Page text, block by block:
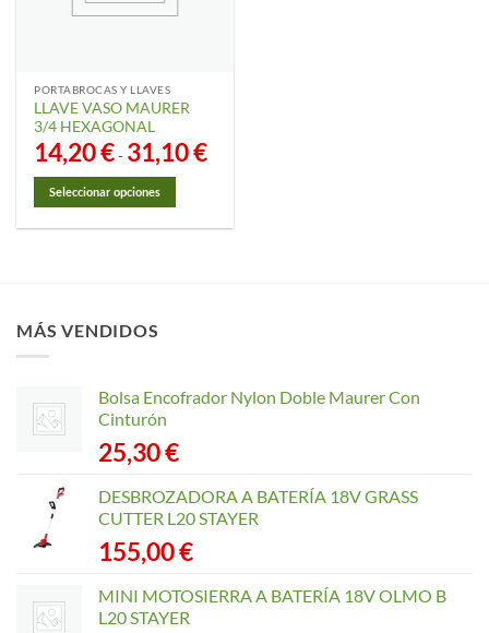
PORTABROCAS Y LLAVES
LLAVE VASO MAURER
3/4 HEXAGONAL
14,20€- 31,10€Rango
de
31,10 €
Seleccionar opciones
Las
opciones
pueden
elegir
página
producto
MÁS VENDIDOS
Bolsa Encofrador Nylon Doble Maurer Con
Cinturón
25,30€
DESBROZADORA A BATERÍA 18V GRASS
CUTTER L20 STAYER
155,00€
MINI MOTOSIERRA A BATERÍA 18V OLMO B
L20 STAYER